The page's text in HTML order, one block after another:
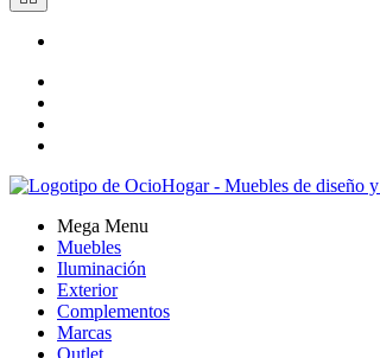
Mega Menu
Muebles
Iluminación
Exterior
Complementos
Marcas
Outlet